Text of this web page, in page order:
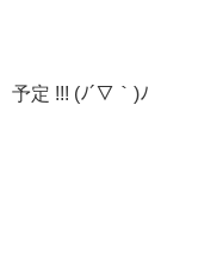
予定 !!! (ﾉ´▽｀)ﾉ